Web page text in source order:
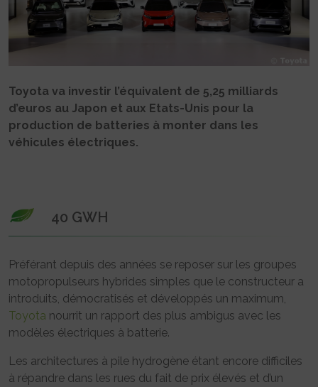
Toyota va investir l’équivalent de 5,25 milliards
d’euros au Japon et aux Etats-Unis pour la
production de batteries à monter dans les
véhicules électriques.
40 GWH
Préférant depuis des années se reposer sur les groupes
motopropulseurs hybrides simples que le constructeur a
introduits, démocratisés et développés un maximum,
Toyota nourrit un rapport des plus ambigus avec les
modèles électriques à batterie.
Les architectures à pile hydrogène étant encore difficiles
à répandre dans les rues du fait de prix élevés et d’un